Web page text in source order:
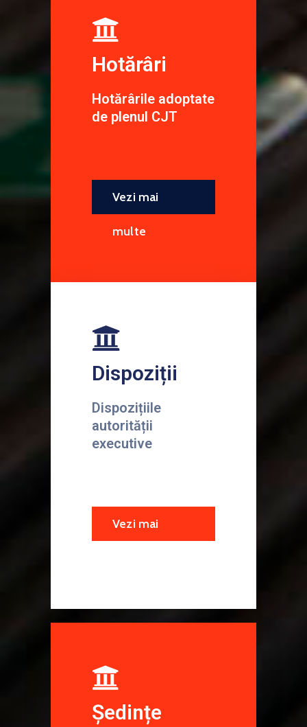
Hotărâri
Hotărârile adoptate
de plenul CJT
Vezi mai
multe
Dispoziții
Dispozițiile
autorității
executive
Vezi mai
Ședințe